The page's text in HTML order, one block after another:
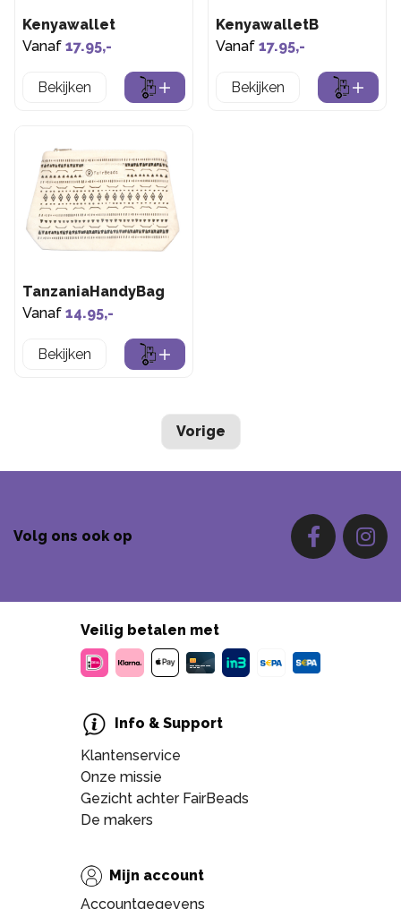
Kenyawallet
Vanaf 17.95,-
Bekijken
KenyawalletB
Vanaf 17.95,-
Bekijken
TanzaniaHandyBag
Vanaf 14.95,-
Bekijken
Vorige
Volg ons ook op
Veilig betalen met
Info & Support
Klantenservice
Onze missie
Gezicht achter FairBeads
De makers
Mijn account
Accountgegevens